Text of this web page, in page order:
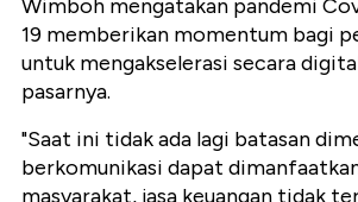
Wimboh mengatakan pandemi
19 memberikan momentum bagi
untuk mengakselerasi secara
pasarnya.
"Saat ini tidak ada lagi batasan
berkomunikasi dapat
masyarakat, jasa keuangan tidak